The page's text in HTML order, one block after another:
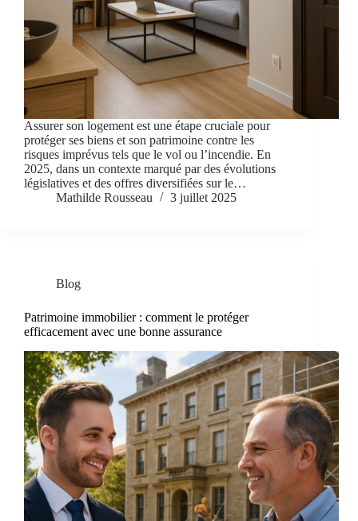
Assurer son logement est une étape cruciale pour
protéger ses biens et son patrimoine contre les
risques imprévus tels que le vol ou l’incendie. En
2025, dans un contexte marqué par des évolutions
législatives et des offres diversifiées sur le…
Mathilde Rousseau
3 juillet 2025
Blog
Patrimoine immobilier : comment le protéger
efficacement avec une bonne assurance